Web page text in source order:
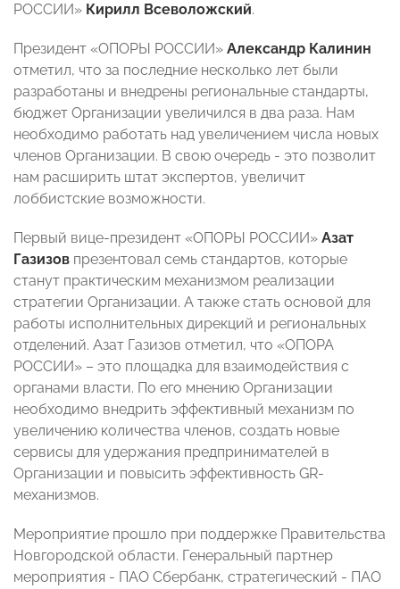
РОССИИ» Кирилл Всеволожский.
Президент «ОПОРЫ РОССИИ» Александр Калинин
отметил, что за последние несколько лет были
разработаны и внедрены региональные стандарты,
бюджет Организации увеличился в два раза. Нам
необходимо работать над увеличением числа новых
членов Организации. В свою очередь - это позволит
нам расширить штат экспертов, увеличит
лоббистские возможности.
Первый вице-президент «ОПОРЫ РОССИИ» Азат
Газизов презентовал семь стандартов, которые
станут практическим механизмом реализации
стратегии Организации. А также стать основой для
работы исполнительных дирекций и региональных
отделений. Азат Газизов отметил, что «ОПОРА
РОССИИ» – это площадка для взаимодействия с
органами власти. По его мнению Организации
необходимо внедрить эффективный механизм по
увеличению количества членов, создать новые
сервисы для удержания предпринимателей в
Организации и повысить эффективность GR-
механизмов.
Мероприятие прошло при поддержке Правительства
Новгородской области. Генеральный партнер
мероприятия - ПАО Сбербанк, стратегический - ПАО